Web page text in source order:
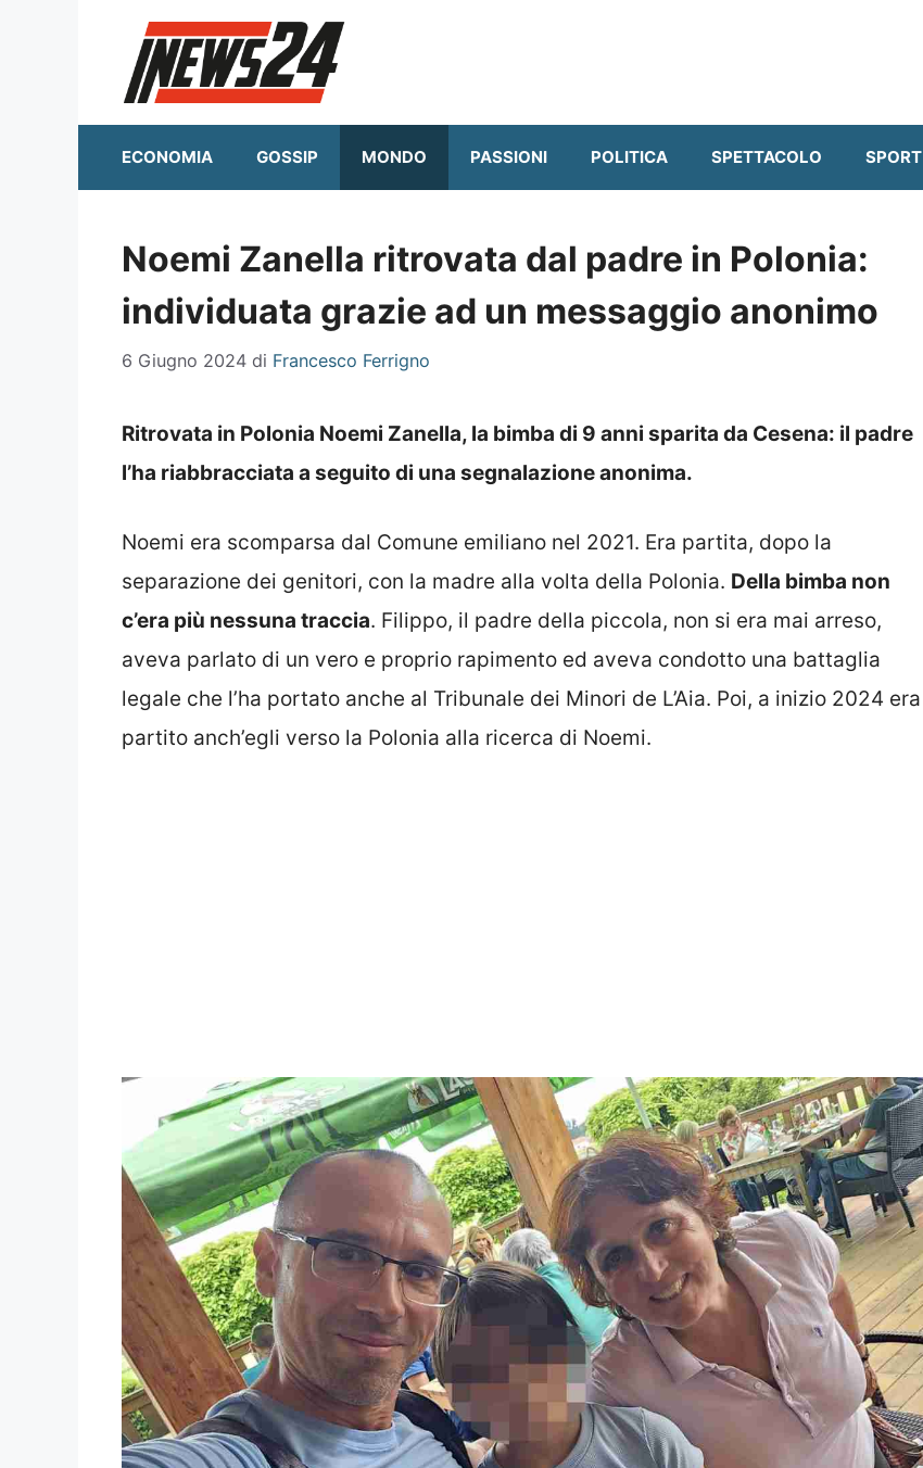
ECONOMIA GOSSIP MONDO PASSIONI POLITICA SPETTACOLO SPORT
Noemi Zanella ritrovata dal padre in Polonia:
individuata grazie ad un messaggio anonimo
6 Giugno 2024 di Francesco Ferrigno
Ritrovata in Polonia Noemi Zanella, la bimba di 9 anni sparita da Cesena: il padre
l’ha riabbracciata a seguito di una segnalazione anonima.
Noemi era scomparsa dal Comune emiliano nel 2021. Era partita, dopo la
separazione dei genitori, con la madre alla volta della Polonia. Della bimba non
c’era più nessuna traccia. Filippo, il padre della piccola, non si era mai arreso,
aveva parlato di un vero e proprio rapimento ed aveva condotto una battaglia
legale che l’ha portato anche al Tribunale dei Minori de L’Aia. Poi, a inizio 2024 era
partito anch’egli verso la Polonia alla ricerca di Noemi.